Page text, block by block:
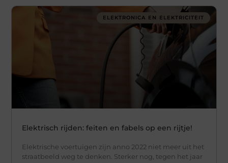
ELEKTRONICA EN ELEKTRICITEIT
Elektrisch rijden: feiten en fabels op een rijtje!
Elektrische voertuigen zijn anno 2022 niet meer uit het
straatbeeld weg te denken. Sterker nog, tegen het jaar